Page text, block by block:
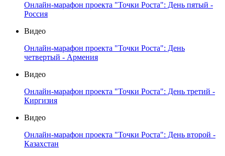
Онлайн-марафон проекта "Точки Роста": День пятый -
Россия
Видео
Онлайн-марафон проекта "Точки Роста": День
четвертый - Армения
Видео
Онлайн-марафон проекта "Точки Роста": День третий -
Киргизия
Видео
Онлайн-марафон проекта "Точки Роста": День второй -
Казахстан